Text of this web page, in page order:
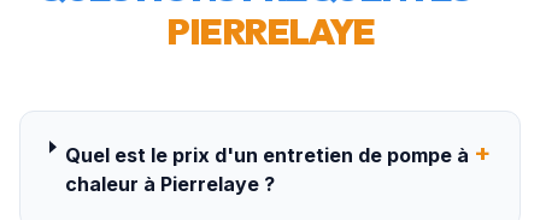
PIERRELAYE
Quel est le prix d'un entretien de pompe à
chaleur à Pierrelaye ?
+